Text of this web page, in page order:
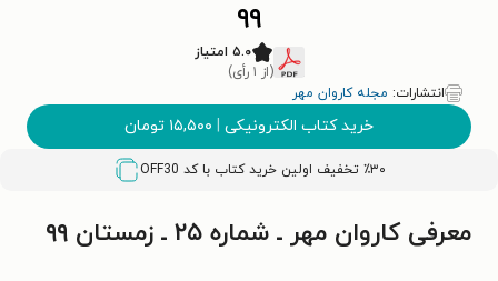
۹۹
۵.۰ امتیاز
(از ۱ رأی)
انتشارات: مجله کاروان مهر
خرید کتاب الکترونیکی | ۱۵,۵۰۰ تومان
٪۳۰ تخفیف اولین خرید کتاب با کد OFF30
معرفی کاروان مهر ـ شماره ۲۵ ـ زمستان ۹۹